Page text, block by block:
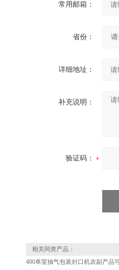
常用邮箱：
省份：
详细地址：
补充说明：
验证码：
相关同类产品：
400单室抽气包装封口机农副产品